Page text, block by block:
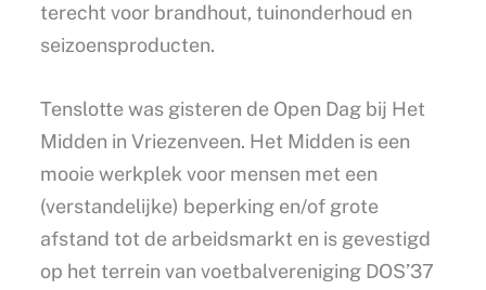
terecht voor brandhout, tuinonderhoud en
seizoensproducten.
Tenslotte was gisteren de Open Dag bij Het
Midden in Vriezenveen. Het Midden is een
mooie werkplek voor mensen met een
(verstandelijke) beperking en/of grote
afstand tot de arbeidsmarkt en is gevestigd
op het terrein van voetbalvereniging DOS’37